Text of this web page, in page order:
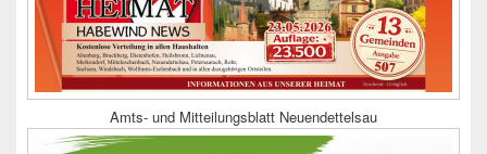
Amts- und Mitteilungsblatt Neuendettelsau